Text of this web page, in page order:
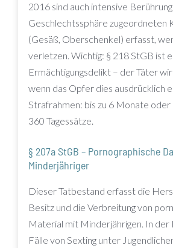
2016 sind auch intensive
Geschlechtssphäre zugeordneten
(Gesäß, Oberschenkel) erfasst,
verletzen. Wichtig: § 218 StGB ist
Ermächtigungsdelikt – der Täter
wenn das Opfer dies ausdrücklich
Strafrahmen: bis zu 6 Monate
360 Tagessätze.
§ 207a StGB – Pornographische
Minderjähriger
Dieser Tatbestand erfasst die
Besitz und die Verbreitung von
Material mit Minderjährigen. In der
Fälle von Sexting unter